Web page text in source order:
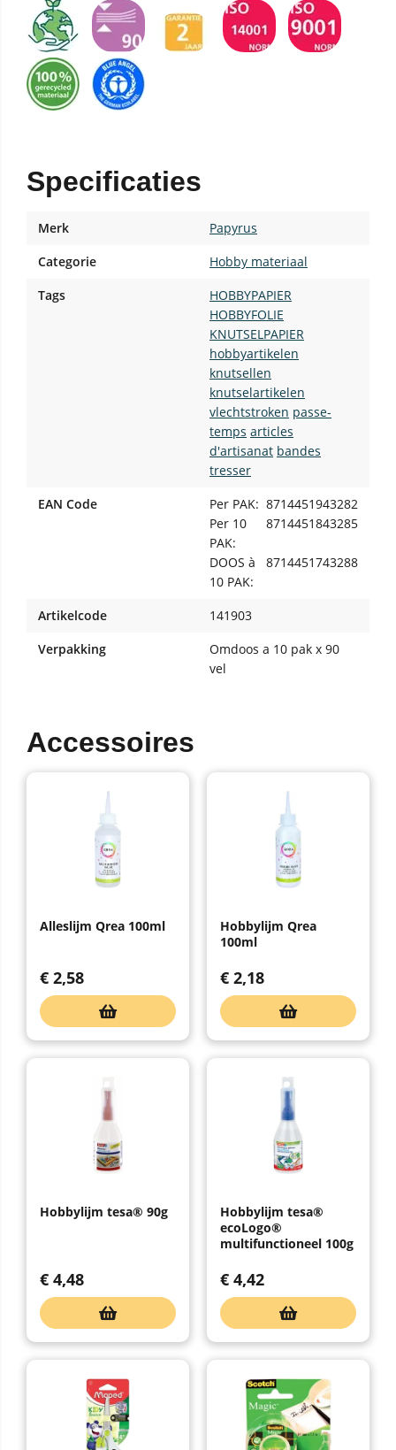
Specificaties
Merk
Papyrus
Categorie
Hobby materiaal
Tags
HOBBYPAPIER
HOBBYFOLIE
KNUTSELPAPIER
hobbyartikelen
knutsellen
knutselartikelen
vlechtstroken passe-
temps articles
d'artisanat bandes
tresser
EAN Code
Per PAK: 8714451943282
Per 10
PAK:
8714451843285
DOOS à
10 PAK:
8714451743288
Artikelcode
141903
Verpakking
Omdoos a 10 pak x 90
vel
Accessoires
Alleslijm Qrea 100ml
€ 2,58
Hobbylijm Qrea
100ml
€ 2,18
Hobbylijm tesa® 90g
€ 4,48
Hobbylijm tesa®
ecoLogo®
multifunctioneel 100g
€ 4,42